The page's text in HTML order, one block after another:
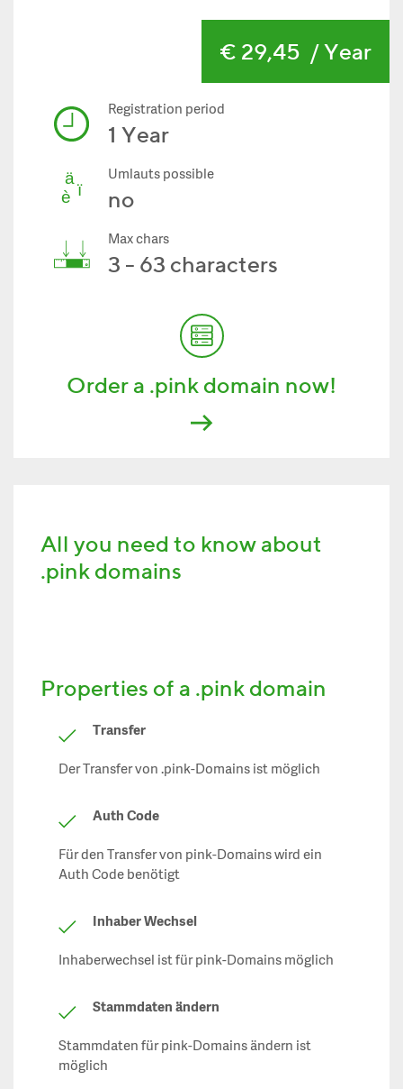
€ 29,45 / Year
Registration period
1 Year
Umlauts possible
no
Max chars
3 - 63 characters
Order a .pink domain now!
All you need to know about
.pink domains
Properties of a .pink domain
Transfer
Der Transfer von .pink-Domains ist möglich
Auth Code
Für den Transfer von pink-Domains wird ein
Auth Code benötigt
Inhaber Wechsel
Inhaberwechsel ist für pink-Domains möglich
Stammdaten ändern
Stammdaten für pink-Domains ändern ist
möglich